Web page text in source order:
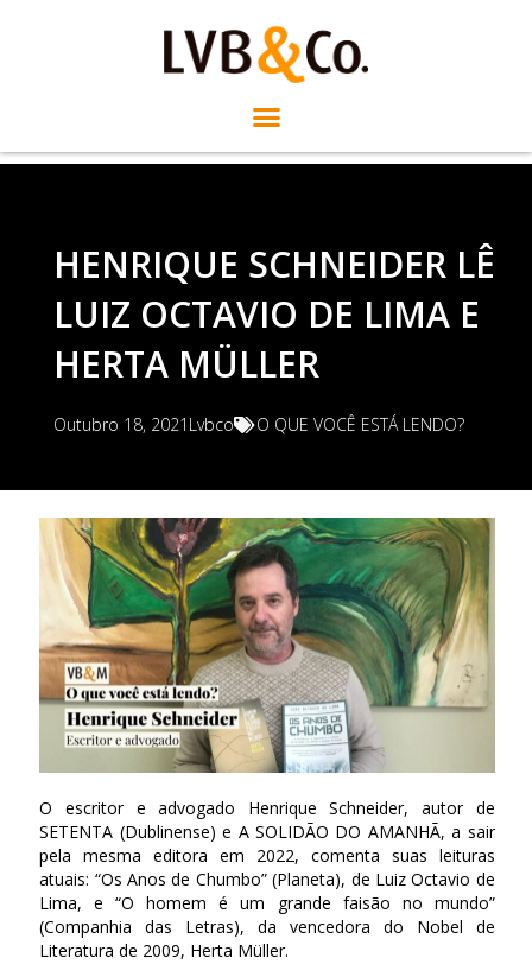
HENRIQUE SCHNEIDER LÊ
LUIZ OCTAVIO DE LIMA E
HERTA MÜLLER
Outubro 18, 2021 Lvbco O QUE VOCÊ ESTÁ LENDO?
O escritor e advogado Henrique Schneider, autor de
SETENTA (Dublinense) e A SOLIDÃO DO AMANHÃ, a sair
pela mesma editora em 2022, comenta suas leituras
atuais: “Os Anos de Chumbo” (Planeta), de Luiz Octavio de
Lima, e “O homem é um grande faisão no mundo”
(Companhia das Letras), da vencedora do Nobel de
Literatura de 2009, Herta Müller.